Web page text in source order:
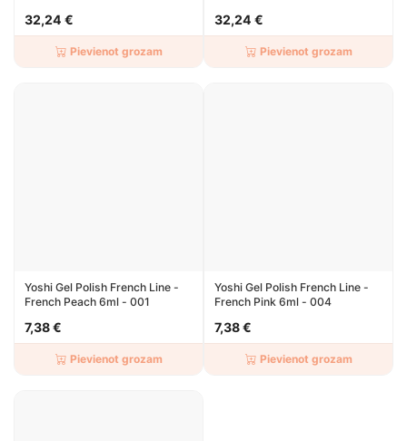
32,24 €
Pievienot grozam
32,24 €
Pievienot grozam
Yoshi Gel Polish French Line -
French Peach 6ml - 001
7,38 €
Pievienot grozam
Yoshi Gel Polish French Line -
French Pink 6ml - 004
7,38 €
Pievienot grozam